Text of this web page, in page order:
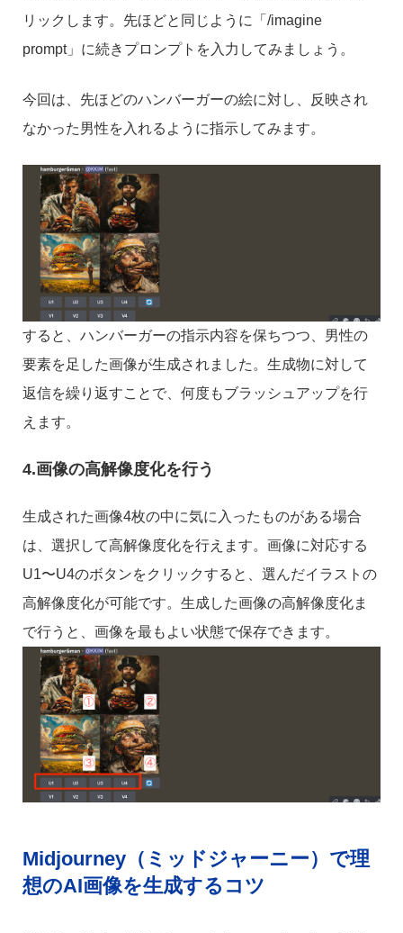
リックします。先ほどと同じように「/imagine
prompt」に続きプロンプトを入力してみましょう。
今回は、先ほどのハンバーガーの絵に対し、反映され
なかった男性を入れるように指示してみます。
すると、ハンバーガーの指示内容を保ちつつ、男性の
要素を足した画像が生成されました。生成物に対して
返信を繰り返すことで、何度もブラッシュアップを行
えます。
4.画像の高解像度化を行う
生成された画像4枚の中に気に入ったものがある場合
は、選択して高解像度化を行えます。画像に対応する
U1〜U4のボタンをクリックすると、選んだイラストの
高解像度化が可能です。生成した画像の高解像度化ま
で行うと、画像を最もよい状態で保存できます。
Midjourney（ミッドジャーニー）で理
想のAI画像を生成するコツ